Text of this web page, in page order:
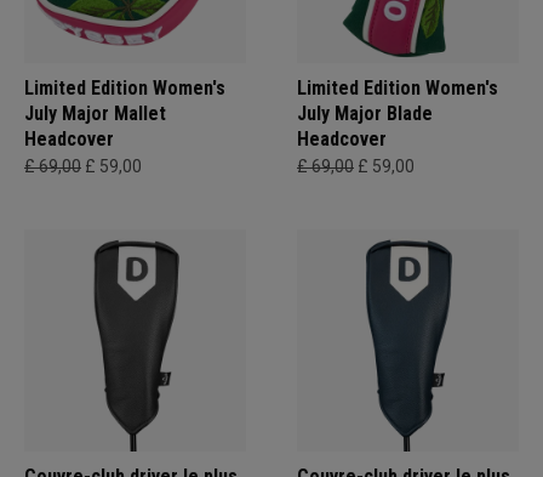
Limited Edition Women's
July Major Mallet
Headcover
£ 69,00 £ 59,00
Limited Edition Women's
July Major Blade
Headcover
£ 69,00 £ 59,00